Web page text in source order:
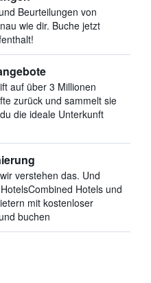
Beurteilungen von
wie dir. Buche jetzt
auf über 3 Millionen
zurück und sammelt sie
die ideale Unterkunft
verstehen das. Und
Hotels und
mit kostenloser
buchen